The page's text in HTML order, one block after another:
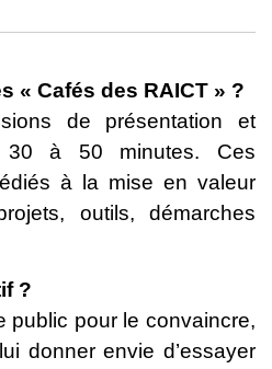
« Cafés des RAICT » ?
de présentation et
30 à 50 minutes. Ces
à la mise en valeur
outils, démarches
?
public pour le convaincre,
donner envie d’essayer